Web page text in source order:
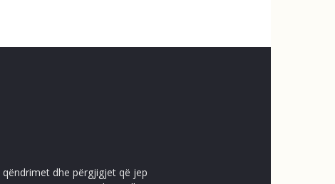
dhe përgjigjet që jep